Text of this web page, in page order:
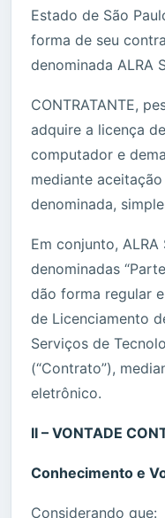
Estado de São
forma de seu
denominada ALRA
CONTRATANTE,
adquire a licença
computador e
mediante
denominada,
Em conjunto,
denominadas
dão forma regular
de Licenciamento
Serviços de
(“Contrato”),
eletrônico.
II – VONTADE
Conhecimento e
Considerando que: